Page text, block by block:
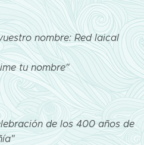
nombre: Red laical
tu nombre"
de los 400 años de